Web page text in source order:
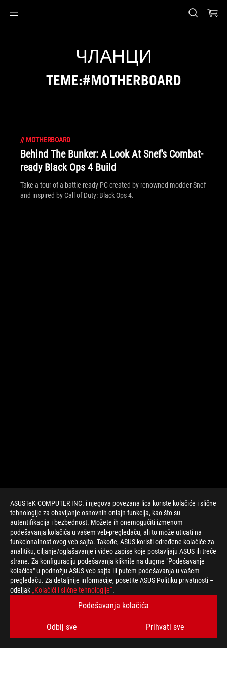
ASUSTeK COMPUTER INC. i njegova povezana lica koriste kolačiće i slične
tehnologije za obavljanje osnovnih onlajn funkcija, kao što su
autentifikacija i bezbednost. Možete ih onemogućiti izmenom
podešavanja kolačića u vašem veb-pregledaču, ali to može uticati na
funkcionalnost ovog veb-sajta. Takođe, ASUS koristi određene kolačiće za
analitiku, ciljanje/oglašavanje i video zapise koje postavljaju ASUS ili treće
strane. Za konfiguraciju podešavanja kliknite na dugme "Podešavanje
kolačića" u podnožju ASUS veb sajta ili putem podešavanja u vašem
pregledaču. Za detaljnije informacije, posetite ASUS Politiku privatnosti –
odeljak „Kolačići i slične tehnologije“.
Podešavanja kolačića
Odbij sve Prihvati sve
ЧЛАНЦИ
TEME:#MOTHERBOARD
// MOTHERBOARD
Behind The Bunker: A Look At Snef's Combat-
ready Black Ops 4 Build
Take a tour of a battle-ready PC created by renowned modder Snef
and inspired by Call of Duty: Black Ops 4.
> GEJMING MOTHERBOARD
PODRŽANI NAČINI PLAĆANJA
BUDITE U TOKU SA NAJNOVIJIM PONUDAMA!
PRIJAVITE SE